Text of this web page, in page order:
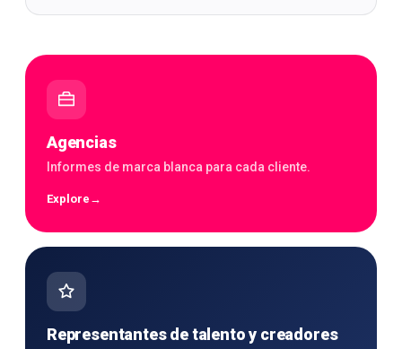
Agencias
Informes de marca blanca para cada cliente.
Explore →
Representantes de talento y creadores